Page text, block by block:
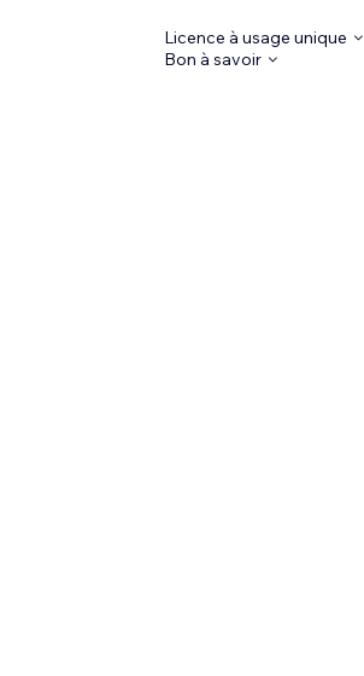
Licence à usage unique
Bon à savoir